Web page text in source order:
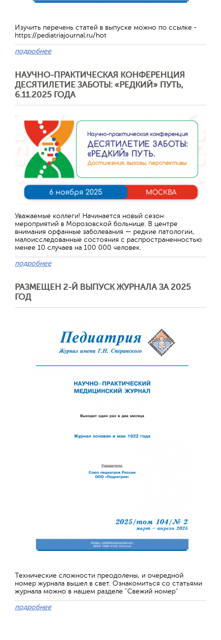
Изучить перечень статей в выпуске можно по ссылке -
https://pediatriajournal.ru/hot
подробнее
НАУЧНО-ПРАКТИЧЕСКАЯ КОНФЕРЕНЦИЯ
ДЕСЯТИЛЕТИЕ ЗАБОТЫ: «РЕДКИЙ» ПУТЬ,
6.11.2025 ГОДА
Уважаемые коллеги! Начинается новый сезон
мероприятий в Морозовской больнице. В центре
внимания орфанные заболевания — редкие патологии,
малоисследованные состояния с распространенностью
менее 10 случаев на 100 000 человек.
подробнее
РАЗМЕЩЕН 2-Й ВЫПУСК ЖУРНАЛА ЗА 2025
ГОД
Технические сложности преодолены, и очередной
номер журнала вышел в свет. Ознакомиться со статьями
журнала можно в нашем разделе "Свежий номер"
подробнее